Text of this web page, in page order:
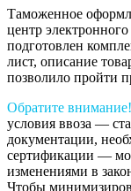
Таможенное
центр
подготовлен
лист, описание
позволило пройти
Обратите внимание!
условия ввоза —
документации,
сертификации —
изменениями в
Чтобы